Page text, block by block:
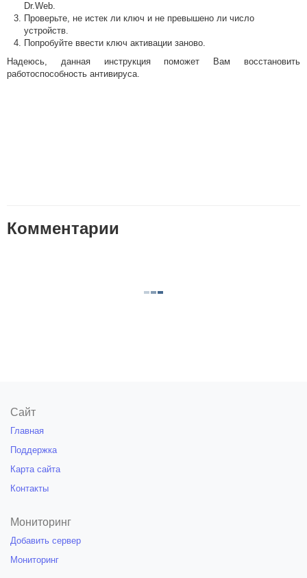
Dr.Web.
Проверьте, не истек ли ключ и не превышено ли число
устройств.
Попробуйте ввести ключ активации заново.
Надеюсь, данная инструкция поможет Вам восстановить
работоспособность антивируса.
Комментарии
Сайт
Главная
Поддержка
Карта сайта
Контакты
Мониторинг
Добавить сервер
Мониторинг